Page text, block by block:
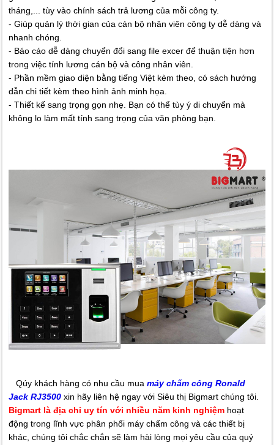
tháng,... tùy vào chính sách trả lương của mỗi công ty.
- Giúp quản lý thời gian của cán bộ nhân viên công ty dễ dàng và
nhanh chóng.
- Báo cáo dễ dàng chuyển đổi sang file excer để thuận tiện hơn
trong việc tính lương cán bộ và công nhân viên.
- Phần mềm giao diện bằng tiếng Việt kèm theo, có sách hướng
dẫn chi tiết kèm theo hình ảnh minh họa.
- Thiết kế sang trọng gọn nhẹ. Bạn có thể tùy ý di chuyển mà
không lo làm mất tính sang trọng của văn phòng bạn.
Qúy khách hàng có nhu cầu mua máy chấm công Ronald
Jack RJ3500 xin hãy liên hệ ngay với Siêu thị Bigmart chúng tôi.
Bigmart là địa chỉ uy tín với nhiều năm kinh nghiệm hoạt
động trong lĩnh vực phân phối máy chấm công và các thiết bị
khác, chúng tôi chắc chắn sẽ làm hài lòng mọi yêu cầu của quý